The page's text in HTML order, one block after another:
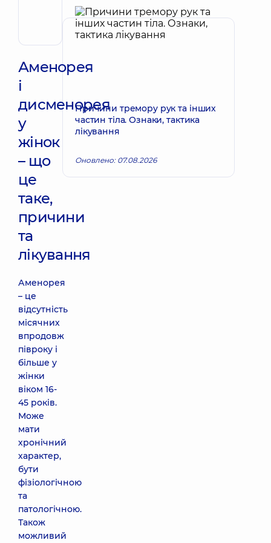
Акушер-
гінеколог;
Лікар
діагностики
Аменорея
і
дисменорея
у
жінок
– що
це
таке,
причини
та
лікування
Аменорея
– це
відсутність
місячних
впродовж
півроку і
більше у
жінки
віком 16-
45 років.
Може
мати
хронічний
характер,
бути
фізіологічною
та
патологічною.
Також
можливий
Причини тремору рук та інших
частин тіла. Ознаки, тактика
лікування
Оновлено: 07.08.2026